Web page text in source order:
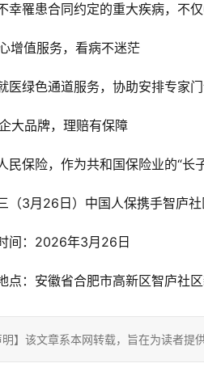
幸罹患合同约定的重大疾病，不
增值服务，看病不迷茫
医绿色通道服务，协助安排专家
大品牌，理赔有保障
民保险，作为共和国保险业的“长
（3月26日）中国人保携手智庐
间：2026年3月26日
点：安徽省合肥市高新区智庐社
明】该文章系本网转载，旨在为读者